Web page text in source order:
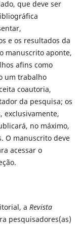
que deve ser
e os resultados da
manuscrito aponte,
afins como
um trabalho
coautoria,
da pesquisa; os
exclusivamente,
no máximo,
O manuscrito deve
acessar o
a Revista
pesquisadores(as)